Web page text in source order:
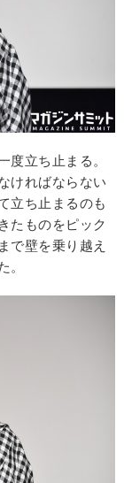
立ち止まる。
ければならない
立ち止まるのも
たものをピック
で壁を乗り越え